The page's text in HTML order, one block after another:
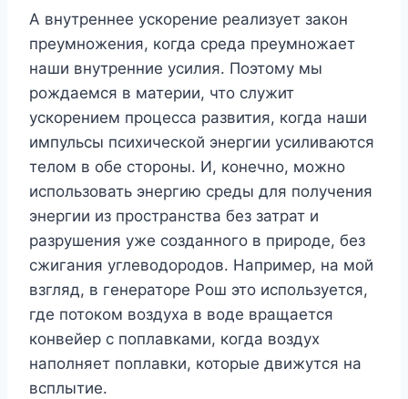
А внутреннее ускорение реализует закон
преумножения, когда среда преумножает
наши внутренние усилия. Поэтому мы
рождаемся в материи, что служит
ускорением процесса развития, когда наши
импульсы психической энергии усиливаются
телом в обе стороны. И, конечно, можно
использовать энергию среды для получения
энергии из пространства без затрат и
разрушения уже созданного в природе, без
сжигания углеводородов. Например, на мой
взгляд, в генераторе Рош это используется,
где потоком воздуха в воде вращается
конвейер с поплавками, когда воздух
наполняет поплавки, которые движутся на
всплытие.